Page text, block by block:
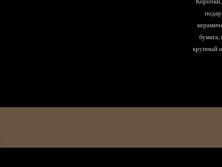
крупный